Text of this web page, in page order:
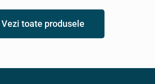
Vezi toate produsele